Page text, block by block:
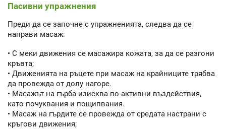
Пасивни упражнения
Преди да се започне с упражненията, следва да се
направи масаж:
• С меки движения се масажира кожата, за да се разгони
кръвта;
• Движенията на ръцете при масаж на крайниците трябва
да провежда от долу нагоре.
• Масажът на гърба изисква по-активни въздействия,
като почуквания и пощипвания.
• Масаж на гърдите се провежда от средата настрани с
кръгови движения;